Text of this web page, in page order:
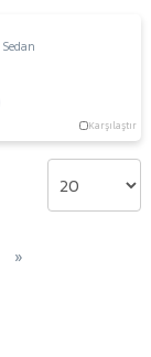
Sedan
Karşılaştır
»